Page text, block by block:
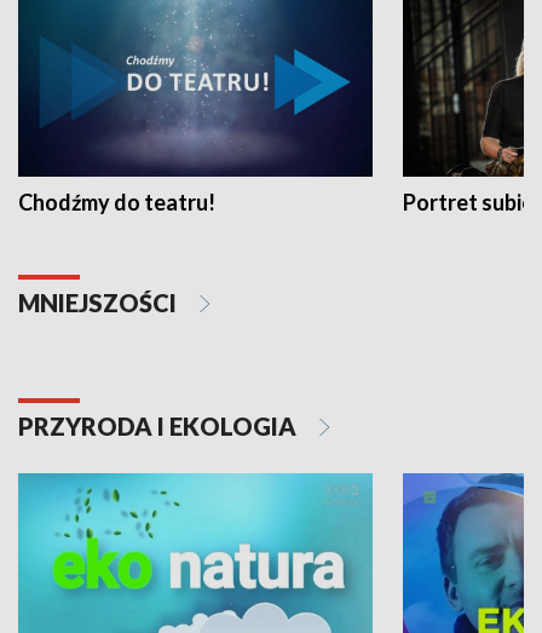
Chodźmy do teatru! Portret
MNIEJSZOŚCI
PRZYRODA I EKOLOGIA